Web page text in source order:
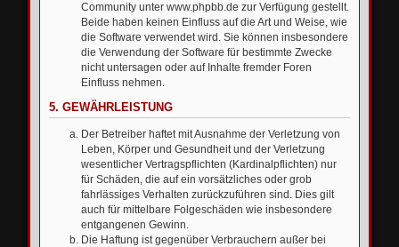
Community unter www.phpbb.de zur Verfügung gestellt.
Beide haben keinen Einfluss auf die Art und Weise, wie
die Software verwendet wird. Sie können insbesondere
die Verwendung der Software für bestimmte Zwecke
nicht untersagen oder auf Inhalte fremder Foren
Einfluss nehmen.
5. GEWÄHRLEISTUNG
Der Betreiber haftet mit Ausnahme der Verletzung von
Leben, Körper und Gesundheit und der Verletzung
wesentlicher Vertragspflichten (Kardinalpflichten) nur
für Schäden, die auf ein vorsätzliches oder grob
fahrlässiges Verhalten zurückzuführen sind. Dies gilt
auch für mittelbare Folgeschäden wie insbesondere
entgangenen Gewinn.
Die Haftung ist gegenüber Verbrauchern außer bei